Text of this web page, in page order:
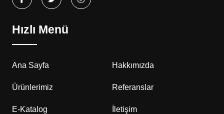
Hızlı Menü
Ana Sayfa Hakkımızda
Ürünlerimiz Referanslar
E-Katalog İletişim